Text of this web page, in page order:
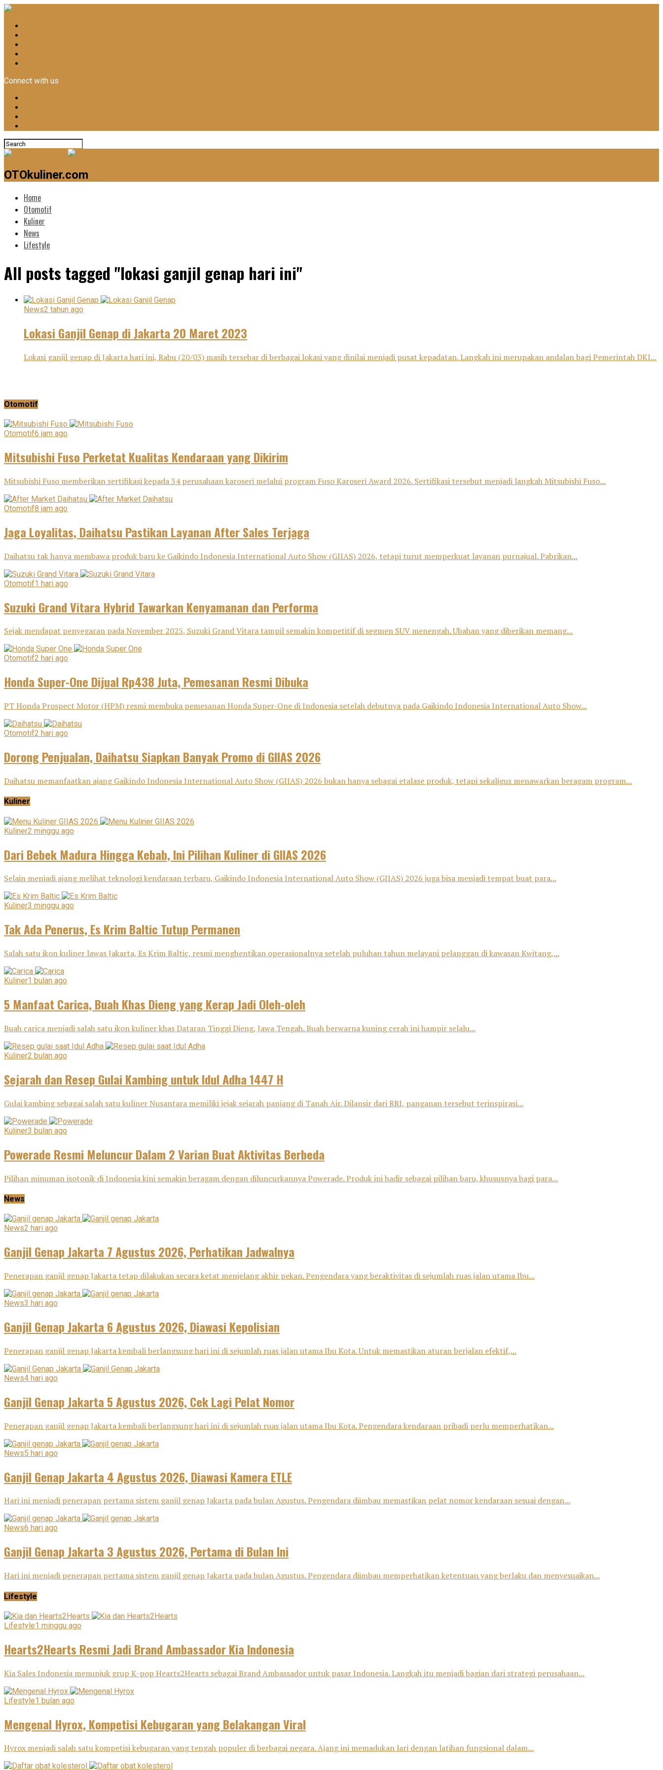
Connect with us
OTOkuliner.com
Home
Otomotif
Kuliner
News
Lifestyle
All posts tagged "lokasi ganjil genap hari ini"
News2 tahun ago
Lokasi Ganjil Genap di Jakarta 20 Maret 2023
Lokasi ganjil genap di Jakarta hari ini, Rabu (20/03) masih tersebar di berbagai lokasi yang dinilai menjadi pusat kepadatan. Langkah ini merupakan andalan bagi Pemerintah DKI...
Otomotif
Otomotif6 jam ago
Mitsubishi Fuso Perketat Kualitas Kendaraan yang Dikirim
Mitsubishi Fuso memberikan sertifikasi kepada 34 perusahaan karoseri melalui program Fuso Karoseri Award 2026. Sertifikasi tersebut menjadi langkah Mitsubishi Fuso...
Otomotif8 jam ago
Jaga Loyalitas, Daihatsu Pastikan Layanan After Sales Terjaga
Daihatsu tak hanya membawa produk baru ke Gaikindo Indonesia International Auto Show (GIIAS) 2026, tetapi turut memperkuat layanan purnajual. Pabrikan...
Otomotif1 hari ago
Suzuki Grand Vitara Hybrid Tawarkan Kenyamanan dan Performa
Sejak mendapat penyegaran pada November 2025, Suzuki Grand Vitara tampil semakin kompetitif di segmen SUV menengah. Ubahan yang diberikan memang...
Otomotif2 hari ago
Honda Super-One Dijual Rp438 Juta, Pemesanan Resmi Dibuka
PT Honda Prospect Motor (HPM) resmi membuka pemesanan Honda Super-One di Indonesia setelah debutnya pada Gaikindo Indonesia International Auto Show...
Otomotif2 hari ago
Dorong Penjualan, Daihatsu Siapkan Banyak Promo di GIIAS 2026
Daihatsu memanfaatkan ajang Gaikindo Indonesia International Auto Show (GIIAS) 2026 bukan hanya sebagai etalase produk, tetapi sekaligus menawarkan beragam program...
Kuliner
Kuliner2 minggu ago
Dari Bebek Madura Hingga Kebab, Ini Pilihan Kuliner di GIIAS 2026
Selain menjadi ajang melihat teknologi kendaraan terbaru, Gaikindo Indonesia International Auto Show (GIIAS) 2026 juga bisa menjadi tempat buat para...
Kuliner3 minggu ago
Tak Ada Penerus, Es Krim Baltic Tutup Permanen
Salah satu ikon kuliner lawas Jakarta, Es Krim Baltic, resmi menghentikan operasionalnya setelah puluhan tahun melayani pelanggan di kawasan Kwitang,...
Kuliner1 bulan ago
5 Manfaat Carica, Buah Khas Dieng yang Kerap Jadi Oleh-oleh
Buah carica menjadi salah satu ikon kuliner khas Dataran Tinggi Dieng, Jawa Tengah. Buah berwarna kuning cerah ini hampir selalu...
Kuliner2 bulan ago
Sejarah dan Resep Gulai Kambing untuk Idul Adha 1447 H
Gulai kambing sebagai salah satu kuliner Nusantara memiliki jejak sejarah panjang di Tanah Air. Dilansir dari RRI, panganan tersebut terinspirasi...
Kuliner3 bulan ago
Powerade Resmi Meluncur Dalam 2 Varian Buat Aktivitas Berbeda
Pilihan minuman isotonik di Indonesia kini semakin beragam dengan diluncurkannya Powerade. Produk ini hadir sebagai pilihan baru, khususnya bagi para...
News
News2 hari ago
Ganjil Genap Jakarta 7 Agustus 2026, Perhatikan Jadwalnya
Penerapan ganjil genap Jakarta tetap dilakukan secara ketat menjelang akhir pekan. Pengendara yang beraktivitas di sejumlah ruas jalan utama Ibu...
News3 hari ago
Ganjil Genap Jakarta 6 Agustus 2026, Diawasi Kepolisian
Penerapan ganjil genap Jakarta kembali berlangsung hari ini di sejumlah ruas jalan utama Ibu Kota. Untuk memastikan aturan berjalan efektif,...
News4 hari ago
Ganjil Genap Jakarta 5 Agustus 2026, Cek Lagi Pelat Nomor
Penerapan ganjil genap Jakarta kembali berlangsung hari ini di sejumlah ruas jalan utama Ibu Kota. Pengendara kendaraan pribadi perlu memperhatikan...
News5 hari ago
Ganjil Genap Jakarta 4 Agustus 2026, Diawasi Kamera ETLE
Hari ini menjadi penerapan pertama sistem ganjil genap Jakarta pada bulan Agustus. Pengendara diimbau memastikan pelat nomor kendaraan sesuai dengan...
News6 hari ago
Ganjil Genap Jakarta 3 Agustus 2026, Pertama di Bulan Ini
Hari ini menjadi penerapan pertama sistem ganjil genap Jakarta pada bulan Agustus. Pengendara diimbau memperhatikan ketentuan yang berlaku dan menyesuaikan...
Lifestyle
Lifestyle1 minggu ago
Hearts2Hearts Resmi Jadi Brand Ambassador Kia Indonesia
Kia Sales Indonesia menunjuk grup K-pop Hearts2Hearts sebagai Brand Ambassador untuk pasar Indonesia. Langkah itu menjadi bagian dari strategi perusahaan...
Lifestyle1 bulan ago
Mengenal Hyrox, Kompetisi Kebugaran yang Belakangan Viral
Hyrox menjadi salah satu kompetisi kebugaran yang tengah populer di berbagai negara. Ajang ini memadukan lari dengan latihan fungsional dalam...